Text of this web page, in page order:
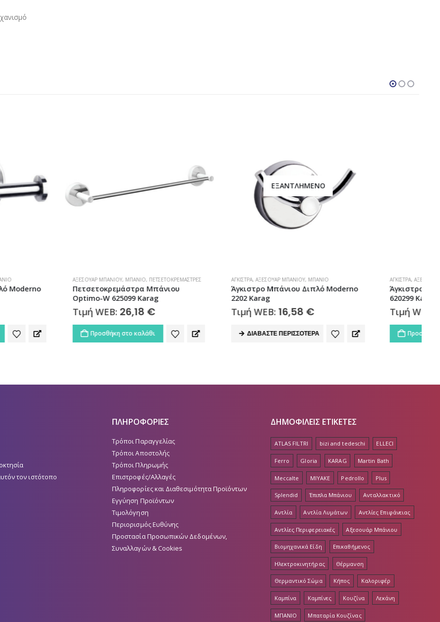
, ΠΕΤΣΕΤΟΚΡΕΜΆΣΤΡΕΣ
Μπάνιου
στο καλάθι
ΕΞΑΝΤΛΗΜΈΝΟ
ΆΓΚΙΣΤΡΑ,ΑΞΕΣΟΥΆΡ ΜΠΆΝΙΟΥ,ΜΠΆΝΙΟ
Άγκιστρο Μπάνιου Διπλό Moderno
2202 Karag
Τιμή WEB:
ΔΙΑΒΆΣΤΕ ΠΕΡΙΣΣΌΤΕΡΑ
ΆΓΚΙΣΤΡΑ,ΑΞΕΣΟΥΆΡ ΜΠΆΝΙΟΥ
Άγκιστρο Μπάνιου Διπλό Optimo-W
Τιμή WEB:
Προσθήκη στο καλάθι
τον ιστότοπο
ΠΛΗΡΟΦΟΡΙΕΣ
Τρόποι Παραγγελίας
Τρόποι Αποστολής
Τρόποι Πληρωμής
Επιστροφές/Αλλαγές
Πληροφορίες και Διαθεσιμότητα Προϊόντων
Εγγύηση Προϊόντων
Τιμολόγηση
Περιορισμός Ευθύνης
Προστασία Προσωπικών Δεδομένων,
Συναλλαγών & Cookies
ΔΗΜΟΦΙΛΕΙΣ ΕΤΙΚΕΤΕΣ
ATLAS FILTRI bizi and tedeschi ELLECI
Ferro Gloria KARAG Martin Bath
Meccalte MIYAKE Pedrollo Plus
Splendid Έπιπλα Μπάνιου Ανταλλακτικό
Αντλία Αντλία Λυμάτων Αντλίες Επιφάνειας
Αντλίες Περιφερειακές Αξεσουάρ Μπάνιου
Βιομηχανικά Είδη Επικαθήμενος
Ηλεκτροκινητήρας Θέρμανση
Θερμαντικό Σώμα Κήπος Καλοριφέρ
Καμπίνα Καμπίνες Κουζίνα Λεκάνη
ΜΠΑΝΙΟ Μπαταρία Κουζίνας